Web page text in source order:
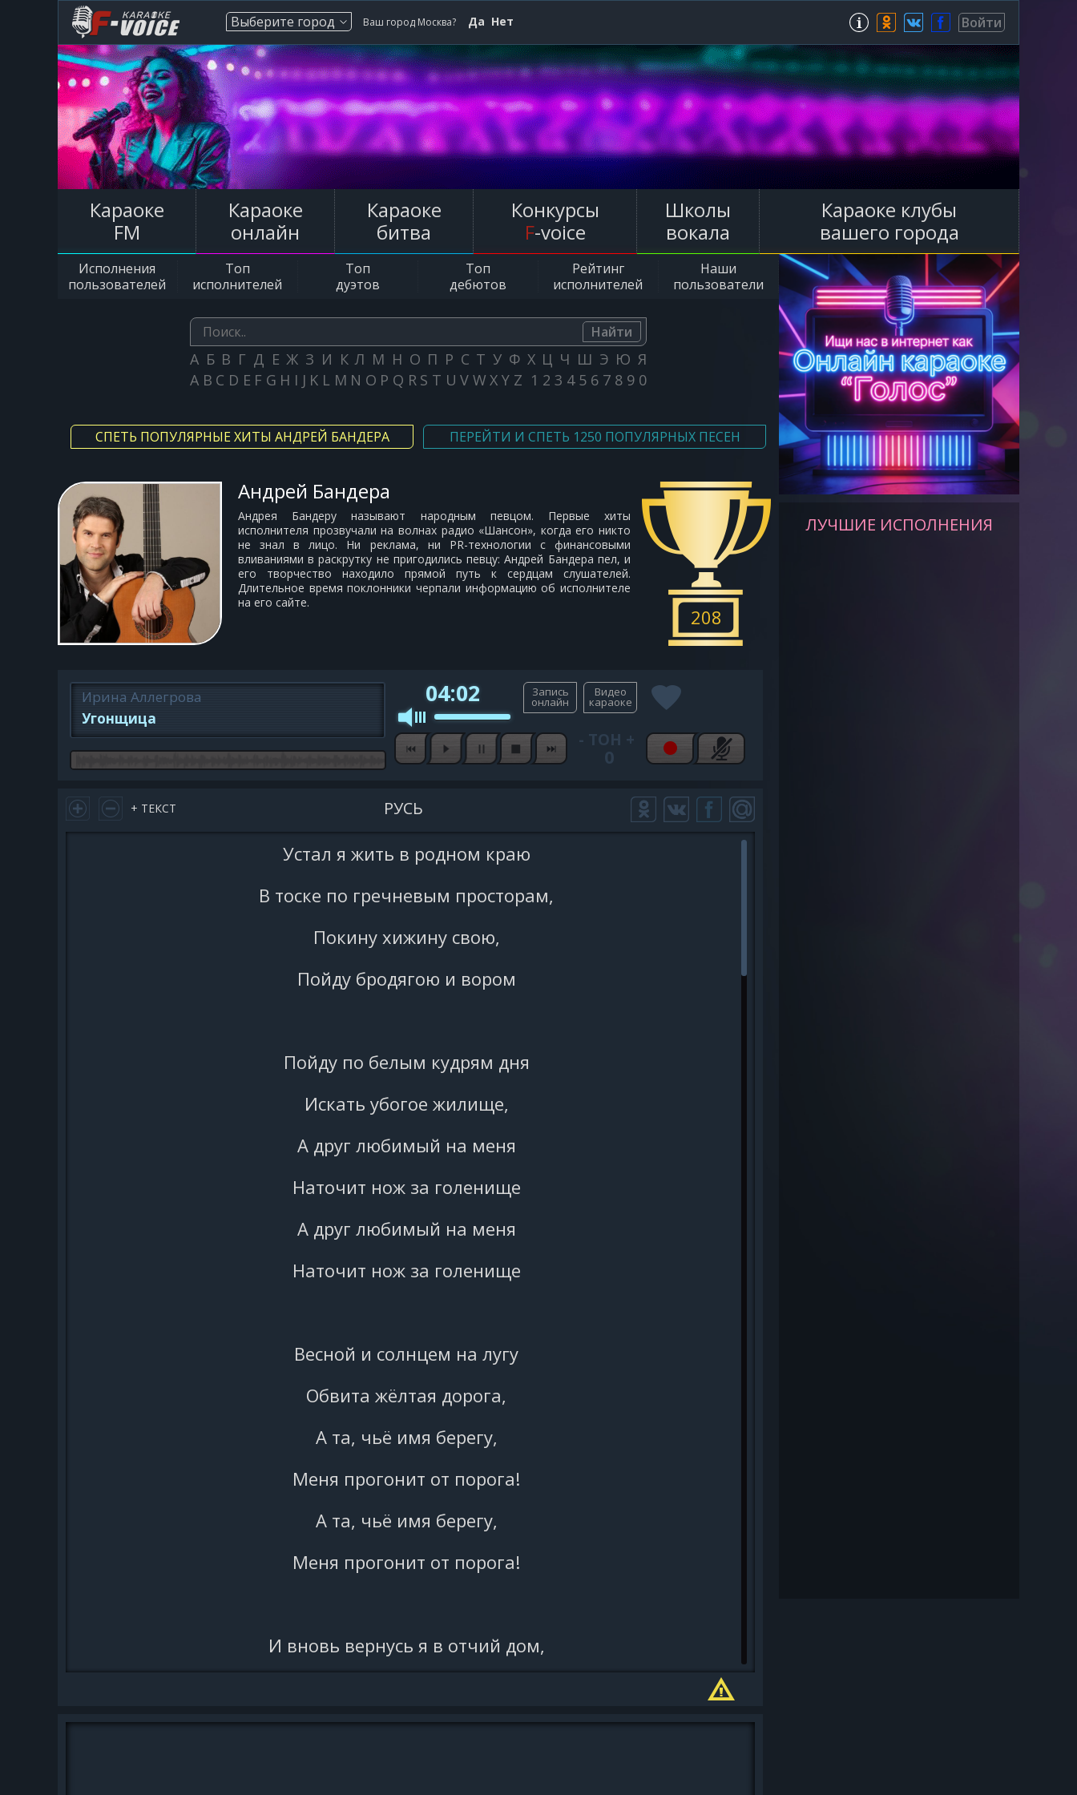
Зарегистрироваться
Выберите город Ваш город Москва? Да Нет Войти
Караоке
FM
Караоке
онлайн
Караоке
битва
Конкурсы
F-voice
Школы
вокала
Караоке клубы
вашего города
Исполнения
пользователей
Топ
исполнителей
Топ
дуэтов
Топ
дебютов
Рейтинг
исполнителей
Наши
пользователи
Найти
А Б В Г Д Е Ж З И К Л М Н О П Р С Т У Ф Х Ц Ч Ш Э Ю Я
A B C D E F G H I J K L M N O P Q R S T U V W X Y Z 1 2 3 4 5 6 7 8 9 0
СПЕТЬ ПОПУЛЯРНЫЕ ХИТЫ АНДРЕЙ БАНДЕРА ПЕРЕЙТИ И СПЕТЬ 1250 ПОПУЛЯРНЫХ ПЕСЕН
Андрей Бандера
Андрея Бандеру называют народным певцом. Первые хиты
исполнителя прозвучали на волнах радио «Шансон», когда его никто
не знал в лицо. Ни реклама, ни PR-технологии с финансовыми
вливаниями в раскрутку не пригодились певцу: Андрей Бандера пел, и
его творчество находило прямой путь к сердцам слушателей.
Длительное время поклонники черпали информацию об исполнителе
на его сайте.
208
Ирина Аллегрова
Угонщица
04:02
- ТОН +
0
+ ТЕКСТ РУСЬ
Устал я жить в родном краю
В тоске по гречневым просторам,
Покину хижину свою,
Пойду бродягою и вором
Пойду по белым кудрям дня
Искать убогое жилище,
А друг любимый на меня
Наточит нож за голенище
А друг любимый на меня
Наточит нож за голенище
Весной и солнцем на лугу
Обвита жёлтая дорога,
А та, чьё имя берегу,
Меня прогонит от порога!
А та, чьё имя берегу,
Меня прогонит от порога!
И вновь вернусь я в отчий дом,
В зелёный вечер под окном
ЛУЧШИЕ ИСПОЛНЕНИЯ